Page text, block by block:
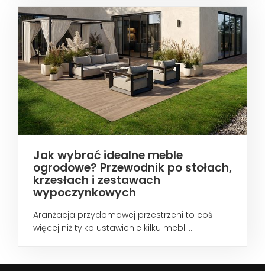
Jak wybrać idealne meble
ogrodowe? Przewodnik po stołach,
krzesłach i zestawach
wypoczynkowych
Aranżacja przydomowej przestrzeni to coś
więcej niż tylko ustawienie kilku mebli...